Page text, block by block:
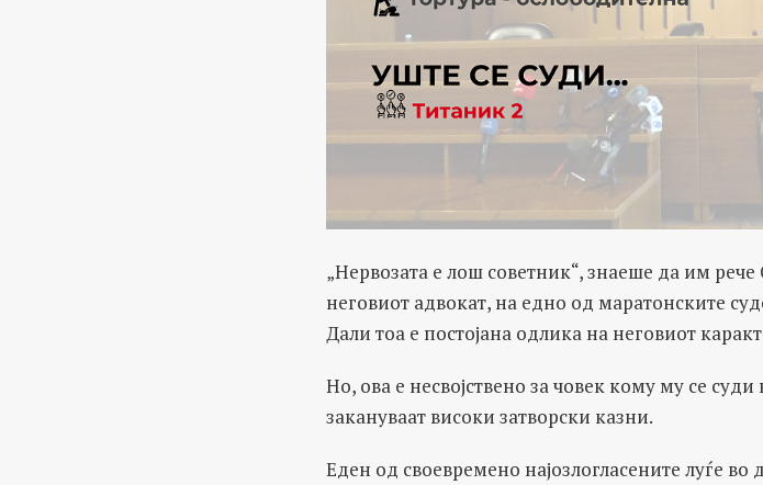
„Нервозата е лош советник“, знаеше да им
неговиот адвокат, на едно од маратонските
Дали тоа е постојана одлика на неговиот
Но, ова е несвојствено за човек кому му се
закануваат високи затворски казни.
Еден од своевремено најозлогласените луѓе во